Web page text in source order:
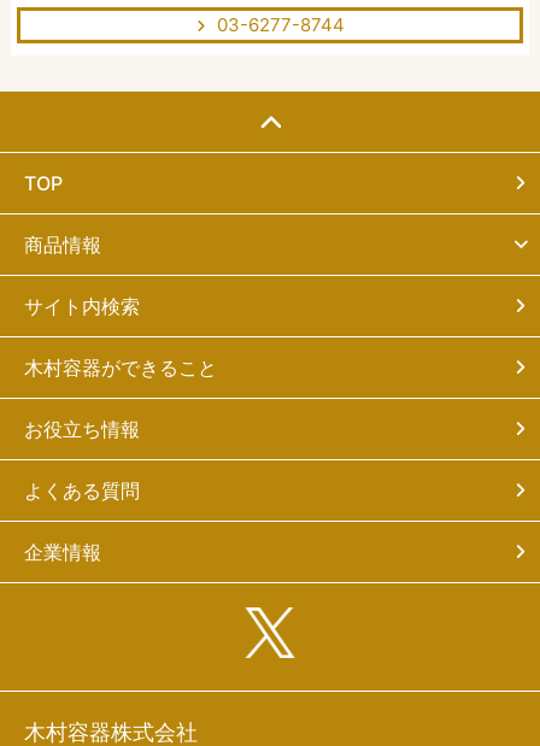
03-6277-8744
TOP
商品情報
サイト内検索
木村容器ができること
お役立ち情報
よくある質問
企業情報
木村容器株式会社